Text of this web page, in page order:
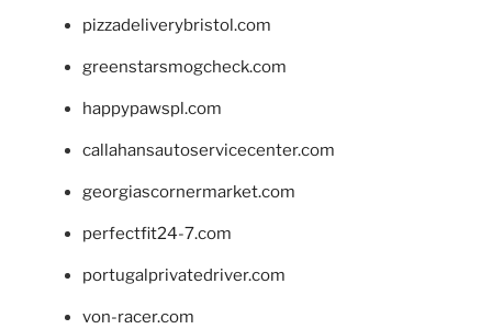
pizzadeliverybristol.com
greenstarsmogcheck.com
happypawspl.com
callahansautoservicecenter.com
georgiascornermarket.com
perfectfit24-7.com
portugalprivatedriver.com
von-racer.com